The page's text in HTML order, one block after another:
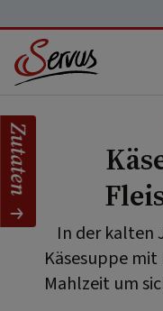
In der kalten
Käsesuppe
Mahlzeit um
Zutaten